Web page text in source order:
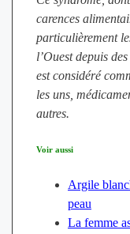
carences
particulièrement
l’Ouest depuis
est considéré
les uns,
autres.
Voir aussi
Argile
peau
La femme